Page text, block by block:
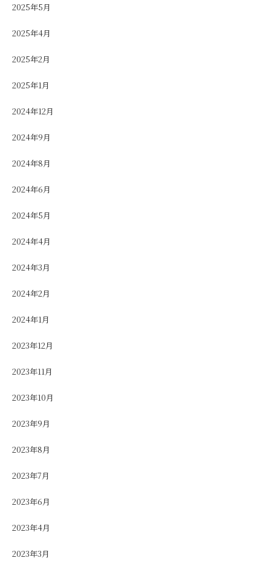
2025年5月
2025年4月
2025年2月
2025年1月
2024年12月
2024年9月
2024年8月
2024年6月
2024年5月
2024年4月
2024年3月
2024年2月
2024年1月
2023年12月
2023年11月
2023年10月
2023年9月
2023年8月
2023年7月
2023年6月
2023年4月
2023年3月